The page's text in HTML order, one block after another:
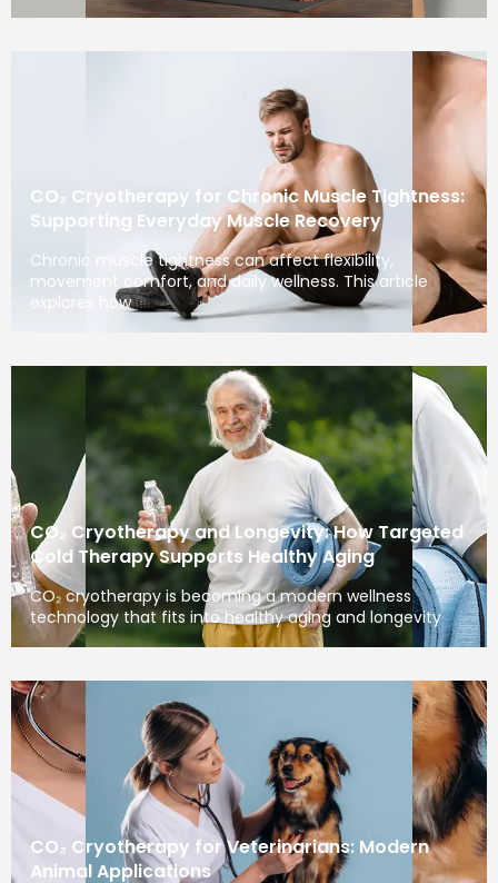
CO₂ Cryotherapy for Chronic Muscle Tightness:
Supporting Everyday Muscle Recovery
Chronic muscle tightness can affect flexibility,
movement comfort, and daily wellness. This article
explores how
CO₂ Cryotherapy and Longevity: How Targeted
Cold Therapy Supports Healthy Aging
CO₂ cryotherapy is becoming a modern wellness
technology that fits into healthy aging and longevity
CO₂ Cryotherapy for Veterinarians: Modern
Animal Applications